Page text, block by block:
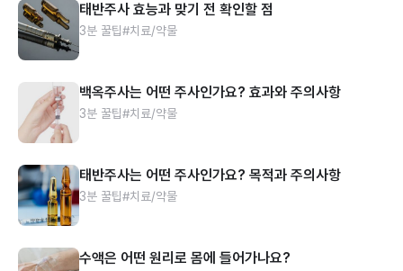
태반주사 효능과 맞기 전 확인할 점
3분 꿀팁#치료/약물
백옥주사는 어떤 주사인가요? 효과와 주의사항
3분 꿀팁#치료/약물
태반주사는 어떤 주사인가요? 목적과 주의사항
3분 꿀팁#치료/약물
수액은 어떤 원리로 몸에 들어가나요?